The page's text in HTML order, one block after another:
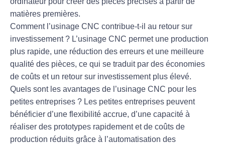
matières premières.
Comment l’usinage CNC contribue-t-il au retour sur
investissement ? L’usinage CNC permet une production
plus rapide, une réduction des erreurs et une meilleure
qualité des pièces, ce qui se traduit par des économies
de coûts et un retour sur investissement plus élevé.
Quels sont les avantages de l’usinage CNC pour les
petites entreprises ? Les petites entreprises peuvent
bénéficier d’une flexibilité accrue, d’une capacité à
réaliser des prototypes rapidement et de coûts de
production réduits grâce à l’automatisation des